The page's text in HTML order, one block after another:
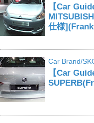
【Car
仕様
Car Brand/
【Car